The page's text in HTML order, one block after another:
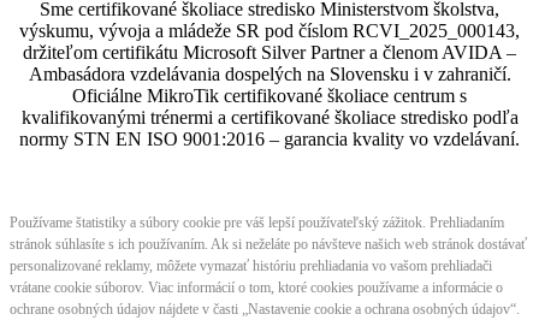
Sme certifikované školiace stredisko Ministerstvom školstva,
výskumu, vývoja a mládeže SR pod číslom RCVI_2025_000143,
držiteľom certifikátu Microsoft Silver Partner a členom AVIDA –
Ambasádora vzdelávania dospelých na Slovensku i v zahraničí.​​​​​​​​​​​​​​​​
Oficiálne MikroTik certifikované školiace centrum s
kvalifikovanými trénermi ​​​​​​​​​​a certifikované školiace stredisko podľa
normy STN EN ISO 9001:2016 – garancia kvality vo vzdelávaní.
Používame štatistiky a súbory cookie pre váš lepší používateľský zážitok. Prehliadaním
stránok súhlasíte s ich používaním. Ak si neželáte po návšteve našich web stránok dostávať
personalizované reklamy, môžete vymazať históriu prehliadania vo vašom prehliadači
vrátane cookie súborov. Viac informácií o tom, ktoré cookies používame a informácie o
ochrane osobných údajov nájdete v časti „Nastavenie cookie a ochrana osobných údajov“.